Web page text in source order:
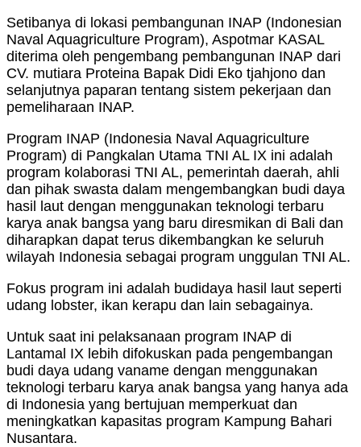
Setibanya di lokasi pembangunan INAP (Indonesian
Naval Aquagriculture Program), Aspotmar KASAL
diterima oleh pengembang pembangunan INAP dari
CV. mutiara Proteina Bapak Didi Eko tjahjono dan
selanjutnya paparan tentang sistem pekerjaan dan
pemeliharaan INAP.
Program INAP (Indonesia Naval Aquagriculture
Program) di Pangkalan Utama TNI AL IX ini adalah
program kolaborasi TNI AL, pemerintah daerah, ahli
dan pihak swasta dalam mengembangkan budi daya
hasil laut dengan menggunakan teknologi terbaru
karya anak bangsa yang baru diresmikan di Bali dan
diharapkan dapat terus dikembangkan ke seluruh
wilayah Indonesia sebagai program unggulan TNI AL.
Fokus program ini adalah budidaya hasil laut seperti
udang lobster, ikan kerapu dan lain sebagainya.
Untuk saat ini pelaksanaan program INAP di
Lantamal IX lebih difokuskan pada pengembangan
budi daya udang vaname dengan menggunakan
teknologi terbaru karya anak bangsa yang hanya ada
di Indonesia yang bertujuan memperkuat dan
meningkatkan kapasitas program Kampung Bahari
Nusantara.